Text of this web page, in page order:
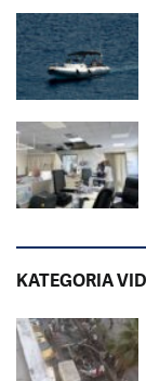
KATEGORIA